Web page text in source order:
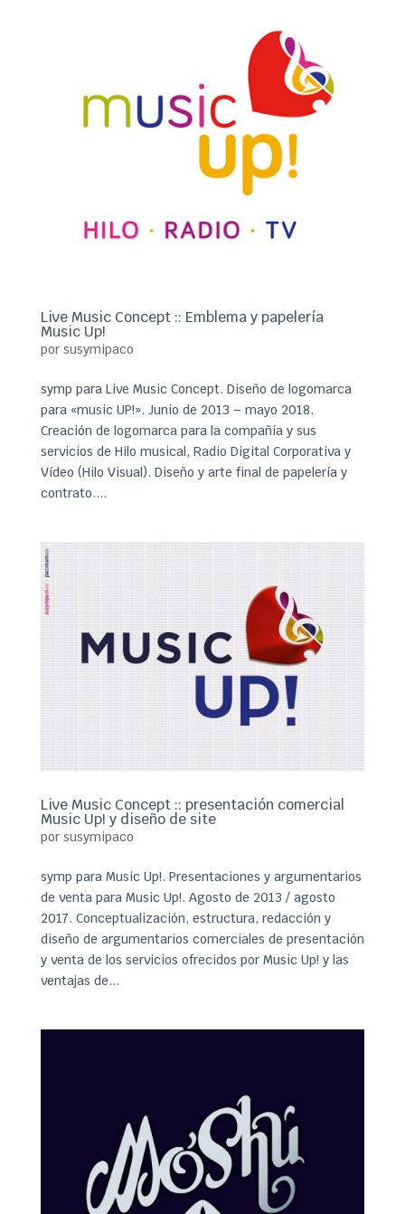
Live Music Concept :: Emblema y papelería
Music Up!
por susymipaco
symp para Live Music Concept. Diseño de logomarca
para «music UP!». Junio de 2013 – mayo 2018.
Creación de logomarca para la compañía y sus
servicios de Hilo musical, Radio Digital Corporativa y
Vídeo (Hilo Visual). Diseño y arte final de papelería y
contrato....
Live Music Concept :: presentación comercial
Music Up! y diseño de site
por susymipaco
symp para Music Up!. Presentaciones y argumentarios
de venta para Music Up!. Agosto de 2013 / agosto
2017. Conceptualización, estructura, redacción y
diseño de argumentarios comerciales de presentación
y venta de los servicios ofrecidos por Music Up! y las
ventajas de...